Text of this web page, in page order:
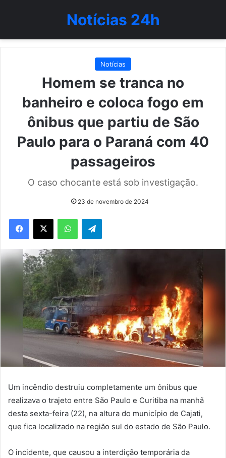
Notícias 24h
Notícias
Homem se tranca no
banheiro e coloca fogo em
ônibus que partiu de São
Paulo para o Paraná com 40
passageiros
O caso chocante está sob investigação.
23 de novembro de 2024
WhatsAppTelegram
Um incêndio destruiu completamente um ônibus que
realizava o trajeto entre São Paulo e Curitiba na manhã
desta sexta-feira (22), na altura do município de Cajati,
que fica localizado na região sul do estado de São Paulo.
O incidente, que causou a interdição temporária da